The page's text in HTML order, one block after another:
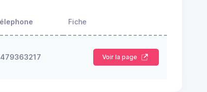
Fiche
Voir la page